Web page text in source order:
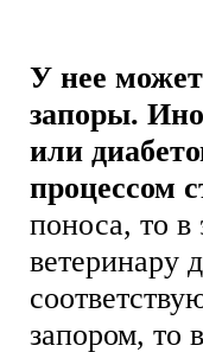
У нее
запоры.
или
процессом
поноса, то в
ветеринару
запором, то